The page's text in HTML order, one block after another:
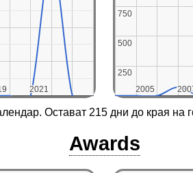
2021
2021 2005
2005
250
250
500
500
750
750
Остават 215 дни до края на
Awards